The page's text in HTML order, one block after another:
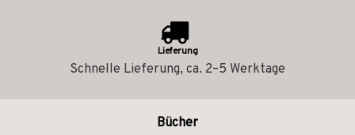
Lieferung
Schnelle Lieferung, ca. 2–5 Werktage
Bücher